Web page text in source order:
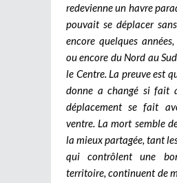
redevienne un havre
pouvait se déplacer
encore quelques
ou encore du Nord au
le Centre. La preuve est
donne a changé si fait
déplacement se fait
ventre. La mort semble
la mieux partagée, tant
qui contrôlent une
territoire, continuent de